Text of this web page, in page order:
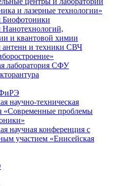
и лазерные технологии»
Биофотоники
Нанотехнологий,
и квантовой химии
антенн и техники СВЧ
лаборатория СФУ
научно-техническая
«Современные проблемы
научная конференция с
участием «Енисейская